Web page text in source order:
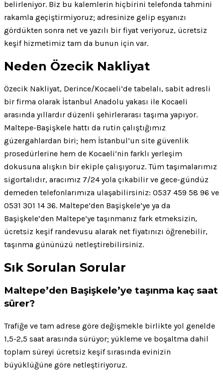
belirleniyor. Biz bu kalemlerin hiçbirini telefonda tahmini
rakamla geçiştirmiyoruz; adresinize gelip eşyanızı
gördükten sonra net ve yazılı bir fiyat veriyoruz, ücretsiz
keşif hizmetimiz tam da bunun için var.
Neden Özecik Nakliyat
Özecik Nakliyat, Derince/Kocaeli’de tabelalı, sabit adresli
bir firma olarak İstanbul Anadolu yakası ile Kocaeli
arasında yıllardır düzenli şehirlerarası taşıma yapıyor.
Maltepe-Başişkele hattı da rutin çalıştığımız
güzergahlardan biri; hem İstanbul’un site güvenlik
prosedürlerine hem de Kocaeli’nin farklı yerleşim
dokusuna alışkın bir ekiple çalışıyoruz. Tüm taşımalarımız
sigortalıdır, aracımız 7/24 yola çıkabilir ve gece-gündüz
demeden telefonlarımıza ulaşabilirsiniz: 0537 459 58 96 ve
0531 301 14 36. Maltepe’den Başişkele’ye ya da
Başişkele’den Maltepe’ye taşınmanız fark etmeksizin,
ücretsiz keşif randevusu alarak net fiyatınızı öğrenebilir,
taşınma gününüzü netleştirebilirsiniz.
Sık Sorulan Sorular
Maltepe’den Başişkele’ye taşınma kaç saat
sürer?
Trafiğe ve tam adrese göre değişmekle birlikte yol genelde
1,5-2,5 saat arasında sürüyor; yükleme ve boşaltma dahil
toplam süreyi ücretsiz keşif sırasında evinizin
büyüklüğüne göre netleştiriyoruz.